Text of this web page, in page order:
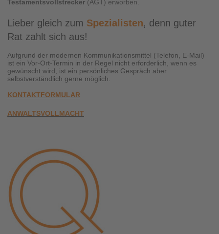
Testamentsvollstrecker (AGT) erworben.
Lieber gleich zum Spezialisten, denn guter
Rat zahlt sich aus!
Aufgrund der modernen Kommunikationsmittel (Telefon, E-Mail)
ist ein Vor-Ort-Termin in der Regel nicht erforderlich, wenn es
gewünscht wird, ist ein persönliches Gespräch aber
selbstverständlich gerne möglich.
KONTAKTFORMULAR
ANWALTSVOLLMACHT